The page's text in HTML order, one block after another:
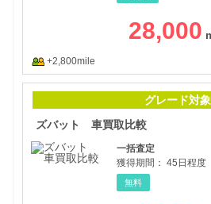
28,000
+2,800mile
グレード対象
ズバット 車買取比較
一括査定
獲得期間： 45日程度
無料